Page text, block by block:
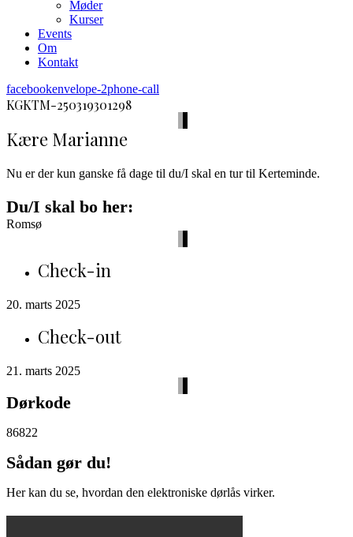
Møder
Kurser
Events
Om
Kontakt
facebookenvelope-2phone-call
KGKTM-250319301298
Kære Marianne
Nu er der kun ganske få dage til du/I skal en tur til Kerteminde.
Du/I skal bo her:
Romsø
Check-in
20. marts 2025
Check-out
21. marts 2025
Dørkode
86822
Sådan gør du!
Her kan du se, hvordan den elektroniske dørlås virker.